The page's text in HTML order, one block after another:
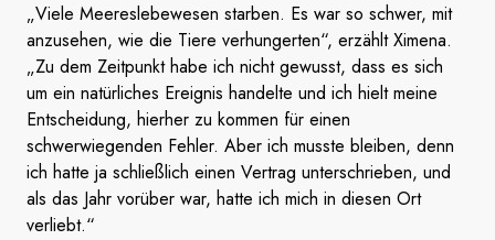
„Viele Meereslebewesen starben. Es war so schwer, mit
anzusehen, wie die Tiere verhungerten“, erzählt Ximena.
„Zu dem Zeitpunkt habe ich nicht gewusst, dass es sich
um ein natürliches Ereignis handelte und ich hielt meine
Entscheidung, hierher zu kommen für einen
schwerwiegenden Fehler. Aber ich musste bleiben, denn
ich hatte ja schließlich einen Vertrag unterschrieben, und
als das Jahr vorüber war, hatte ich mich in diesen Ort
verliebt.“